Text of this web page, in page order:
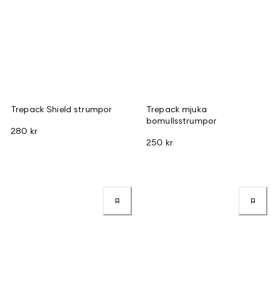
Trepack Shield strumpor
280 kr
Trepack mjuka
bomullsstrumpor
250 kr